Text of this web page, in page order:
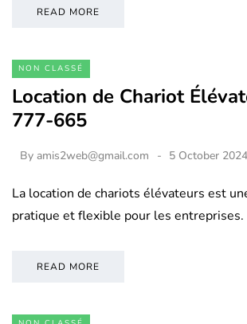
READ MORE
NON CLASSÉ
Location de Chariot
777-665
By amis2web@gmail.com 5 October 2024
La location de chariots élévateurs est
pratique et flexible pour les entreprises.
READ MORE